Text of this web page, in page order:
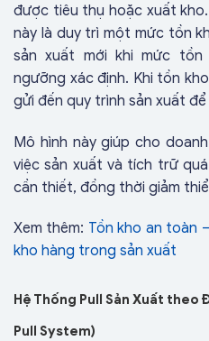
được tiêu thụ hoặc xuất
này là duy trì một mức tồn
sản xuất mới khi mức
ngưỡng xác định. Khi tồn
gửi đến quy trình sản xuất
Mô hình này giúp cho
việc sản xuất và tích trữ
cần thiết, đồng thời giảm
Xem thêm: Tồn kho an toàn
kho hàng trong sản xuất
Hệ Thống Pull Sản Xuất
Pull System)